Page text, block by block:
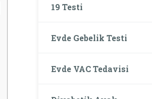
19 Testi
Evde Gebelik Testi
Evde VAC Tedavisi